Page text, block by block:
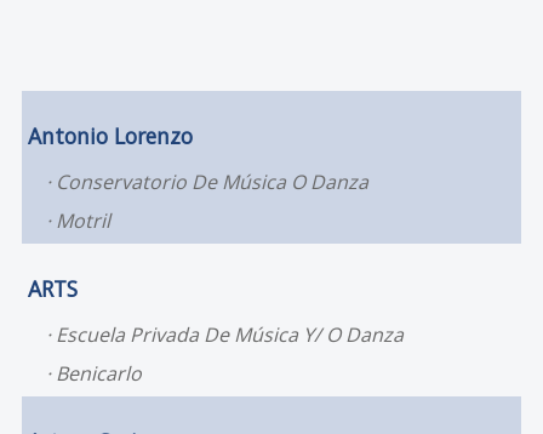
Antonio Lorenzo
Conservatorio De Música O Danza
Motril
ARTS
Escuela Privada De Música Y/ O Danza
Benicarlo